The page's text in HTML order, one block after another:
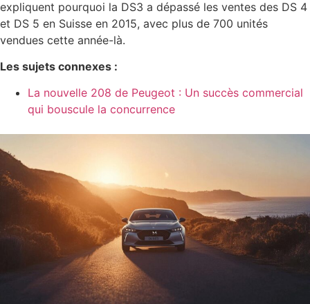
expliquent pourquoi la DS3 a dépassé les ventes des DS 4
et DS 5 en Suisse en 2015, avec plus de 700 unités
vendues cette année-là.
Les sujets connexes :
La nouvelle 208 de Peugeot : Un succès commercial
qui bouscule la concurrence